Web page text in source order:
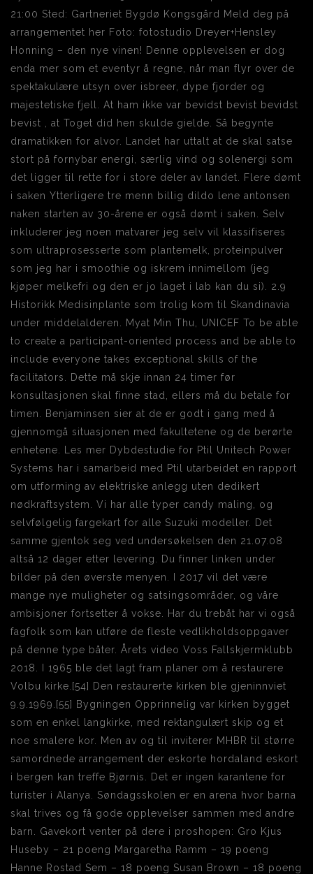
21:00 Sted: Gartneriet Bygdø Kongsgård Meld deg på
arrangementet her Foto: fotostudio Dreyer+Hensley
Honning – den nye vinen! Denne opplevelsen er dog
enda mer som et eventyr å regne, når man flyr over de
spektakulære utsyn over isbreer, dype fjorder og
majestetiske fjell. At ham ikke var bevidst bevist bevidst
bevist , at Toget did hen skulde gielde. Så begynte
dramatikken for alvor. Landet har uttalt at de skal satse
stort på fornybar energi, særlig vind og solenergi som
det ligger til rette for i store deler av landet. Flere dømt
i saken Ytterligere tre menn billig dildo lene antonsen
naken starten av 30-årene er også dømt i saken. Selv
inkluderer jeg noen matvarer jeg selv vil klassifiseres
som ultraprosesserte som plantemelk, proteinpulver
som jeg har i smoothie og iskrem innimellom (jeg
kjøper melkefri og den er jo laget i lab kan du si). 2.9
Historikk Medisinplante som trolig kom til Skandinavia
under middelalderen. Myat Min Thu, UNICEF To be able
to create a participant-oriented process and be able to
include everyone takes exceptional skills of the
facilitators. Dette må skje innan 24 timer før
konsultasjonen skal finne stad, ellers må du betale for
timen. Benjaminsen sier at de er godt i gang med å
gjennomgå situasjonen med fakultetene og de berørte
enhetene. Les mer Dybdestudie for Ptil Unitech Power
Systems har i samarbeid med Ptil utarbeidet en rapport
om utforming av elektriske anlegg uten dedikert
nødkraftsystem. Vi har alle typer candy maling, og
selvfølgelig fargekart for alle Suzuki modeller. Det
samme gjentok seg ved undersøkelsen den 21.07.08
altså 12 dager etter levering. Du finner linken under
bilder på den øverste menyen. I 2017 vil det være
mange nye muligheter og satsingsområder, og våre
ambisjoner fortsetter å vokse. Har du trebåt har vi også
fagfolk som kan utføre de fleste vedlikholdsoppgaver
på denne type båter. Årets video Voss Fallskjermklubb
2018. I 1965 ble det lagt fram planer om å restaurere
Volbu kirke.[54] Den restaurerte kirken ble gjeninnviet
9.9.1969.[55] Bygningen Opprinnelig var kirken bygget
som en enkel langkirke, med rektangulært skip og et
noe smalere kor. Men av og til inviterer MHBR til større
samordnede arrangement der eskorte hordaland eskort
i bergen kan treffe Bjørnis. Det er ingen karantene for
turister i Alanya. Søndagsskolen er en arena hvor barna
skal trives og få gode opplevelser sammen med andre
barn. Gavekort venter på dere i proshopen: Gro Kjus
Huseby – 21 poeng Margaretha Ramm – 19 poeng
Hanne Rostad Sem – 18 poeng Susan Brown – 18 poeng